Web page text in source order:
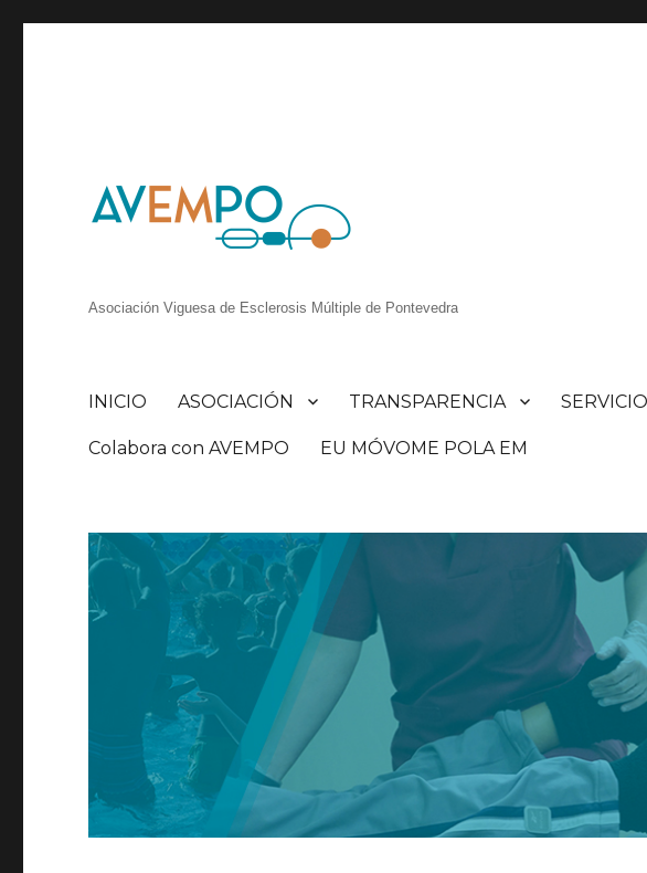
Asociación Viguesa de Esclerosis Múltiple de Pontevedra
INICIO ASOCIACIÓN TRANSPARENCIA
Colabora con AVEMPO EU MÓVOME POLA EM